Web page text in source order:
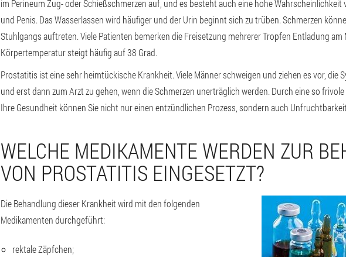
im Perineum Zug- oder Schießschmerzen auf, und es besteht auch eine hohe Wahrscheinlichkeit
und Penis. Das Wasserlassen wird häufiger und der Urin beginnt sich zu trüben. Schmerzen
Stuhlgangs auftreten. Viele Patienten bemerken die Freisetzung mehrerer Tropfen Entladung am
Körpertemperatur steigt häufig auf 38 Grad.
Prostatitis ist eine sehr heimtückische Krankheit. Viele Männer schweigen und ziehen es vor, die
und erst dann zum Arzt zu gehen, wenn die Schmerzen unerträglich werden. Durch eine so
Ihre Gesundheit können Sie nicht nur einen entzündlichen Prozess, sondern auch
WELCHE MEDIKAMENTE WERDEN ZUR
VON PROSTATITIS EINGESETZT?
Die Behandlung dieser Krankheit wird mit den folgenden
Medikamenten durchgeführt:
rektale Zäpfchen;